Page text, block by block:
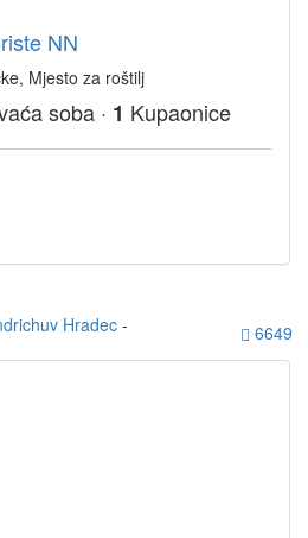
NN
Mjesto za roštilj
soba · 1 Kupaonice
Hradec-
6649